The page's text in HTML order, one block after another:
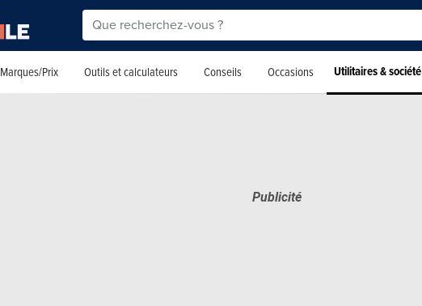
Marques/Prix Outils et calculateurs Conseils Occasions Utilitaires & société